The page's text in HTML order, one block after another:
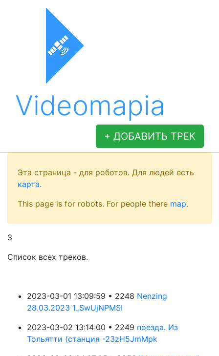
Videomapia
+ ДОБАВИТЬ ТРЕК
Эта страница - для роботов. Для людей есть
карта.
This page is for robots. For people there map.
3
Список всех треков.
2023-03-01 13:09:59 • 2248 Nenzing
28.03.2023 1_SwUjNPMSI
2023-03-02 13:14:00 • 2249 поезда. Из
Тольятти (станция -23zH5JmMpk